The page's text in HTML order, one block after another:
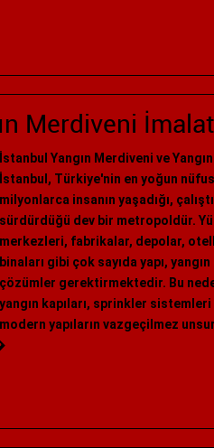
Merdiveni
İstanbul Yangın Merdiveni ve
İstanbul, Türkiye'nin en yoğun
milyonlarca insanın yaşadığı,
sürdürdüğü dev bir metropoldür.
merkezleri, fabrikalar, depolar,
binaları gibi çok sayıda yapı,
çözümler gerektirmektedir. Bu
yangın kapıları, sprinkler
modern yapıların vazgeçilmez